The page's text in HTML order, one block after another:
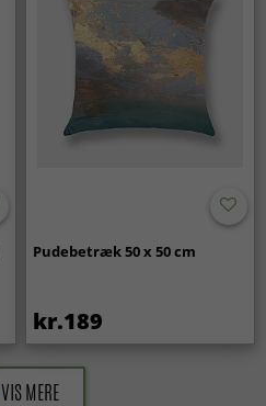
Pudebetræk 50 x 50 cm
kr.189
VIS MERE